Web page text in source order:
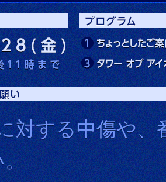
対する中傷や
。